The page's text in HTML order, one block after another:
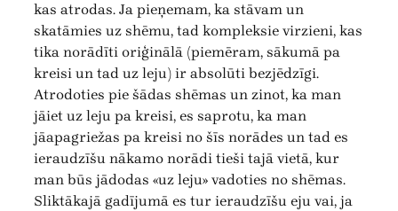
kas atrodas. Ja pieņemam, ka stāvam un
skatāmies uz shēmu, tad kompleksie virzieni, kas
tika norādīti oriģinālā (piemēram, sākumā pa
kreisi un tad uz leju) ir absolūti bezjēdzīgi.
Atrodoties pie šādas shēmas un zinot, ka man
jāiet uz leju pa kreisi, es saprotu, ka man
jāapagriežas pa kreisi no šīs norādes un tad es
ieraudzīšu nākamo norādi tieši tajā vietā, kur
man būs jādodas «uz leju» vadoties no shēmas.
Sliktākajā gadījumā es tur ieraudzīšu eju vai, ja